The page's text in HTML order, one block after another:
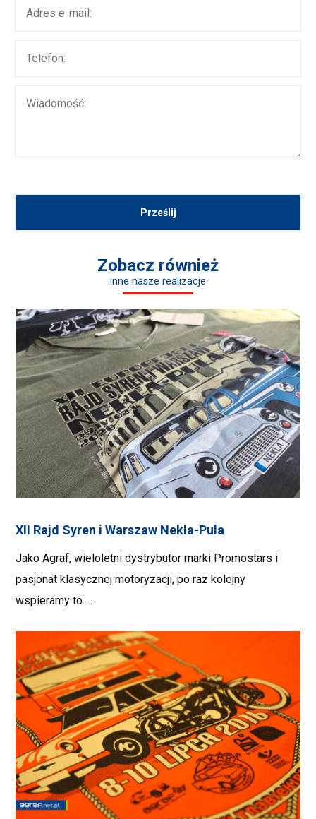
Zobacz również
inne nasze realizacje
XII Rajd Syren i Warszaw Nekla-Pula
Jako Agraf, wieloletni dystrybutor marki Promostars i
pasjonat klasycznej motoryzacji, po raz kolejny
wspieramy to …